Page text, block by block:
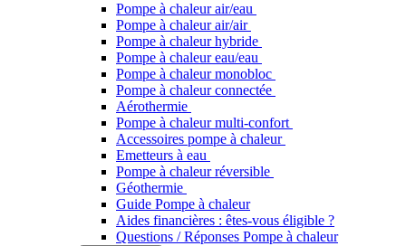
Pompe à chaleur air/eau
Pompe à chaleur air/air
Pompe à chaleur hybride
Pompe à chaleur​ eau/eau
Pompe à chaleur monobloc
Pompe à chaleur connectée
Aérothermie
Pompe à chaleur multi-confort
Accessoires pompe à chaleur
Emetteurs à eau
Pompe à chaleur réversible
Géothermie
Guide Pompe à chaleur
Aides financières : êtes-vous éligible ?
Questions / Réponses Pompe à chaleur